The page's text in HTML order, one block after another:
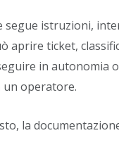
segue istruzioni,
aprire ticket,
in autonomia
un operatore.
la